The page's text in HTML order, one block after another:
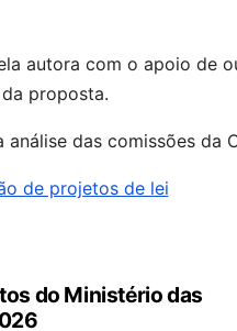
autora com o apoio de
proposta.
das comissões da
de projetos de lei
do Ministério das